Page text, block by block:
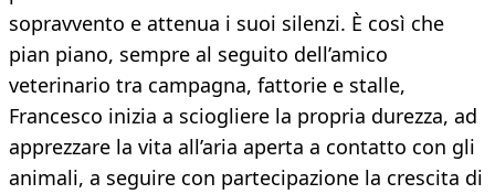
sopravvento e attenua i suoi silenzi. È così che
pian piano, sempre al seguito dell’amico
veterinario tra campagna, fattorie e stalle,
Francesco inizia a sciogliere la propria durezza, ad
apprezzare la vita all’aria aperta a contatto con gli
animali, a seguire con partecipazione la crescita di